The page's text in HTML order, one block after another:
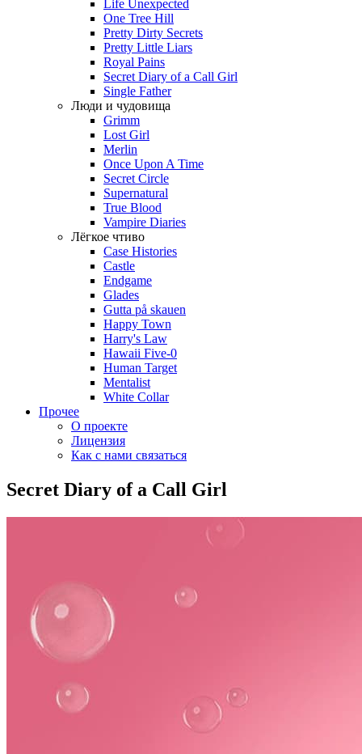
Life Unexpected
One Tree Hill
Pretty Dirty Secrets
Pretty Little Liars
Royal Pains
Secret Diary of a Call Girl
Single Father
Люди и чудовища
Grimm
Lost Girl
Merlin
Once Upon A Time
Secret Circle
Supernatural
True Blood
Vampire Diaries
Лёгкое чтиво
Case Histories
Castle
Endgame
Glades
Gutta på skauen
Happy Town
Harry's Law
Hawaii Five-0
Human Target
Mentalist
White Collar
Прочее
О проекте
Лицензия
Как с нами связаться
Secret Diary of a Call Girl